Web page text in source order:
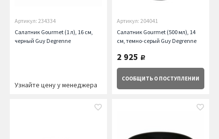
Артикул: 234334
Салатник Gourmet (1 л), 16 см,
черный Guy Degrenne
Узнайте цену у менеджера
Артикул: 204041
Салатник Gourmet (500 мл), 14
см, темно-серый Guy Degrenne
2 925 руб.
СООБЩИТЬ О ПОСТУПЛЕНИИ